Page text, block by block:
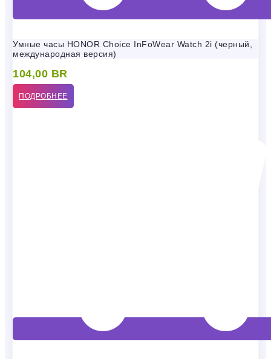
Умные часы HONOR Choice InFoWear Watch 2i (черный,
международная версия)
104,00 BR
ПОДРОБНЕЕ